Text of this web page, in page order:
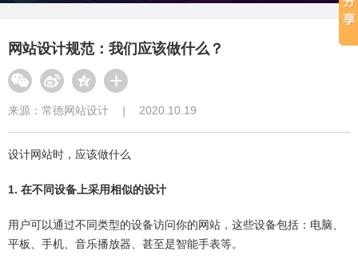
网站设计规范：我们应该做什么？
来源： 常德网站设计 | 2020.10.19
设计网站时，应该做什么
1. 在不同设备上采用相似的设计
用户可以通过不同类型的设备访问你的网站，这些设备包括：电脑、
平板、手机、音乐播放器、甚至是智能手表等。